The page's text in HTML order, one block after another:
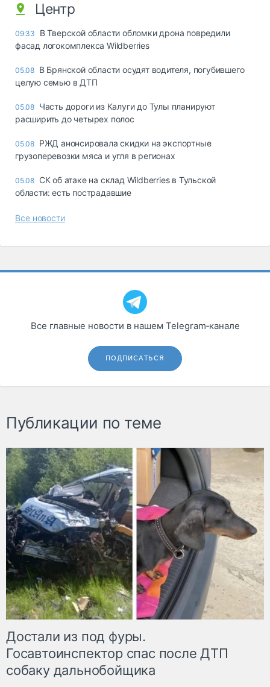
Центр
09:33
В Тверской области обломки дрона повредили
фасад логокомплекса Wildberries
05.08 В Брянской области осудят водителя, погубившего
целую семью в ДТП
05.08 Часть дороги из Калуги до Тулы планируют
расширить до четырех полос
05.08 РЖД анонсировала скидки на экспортные
грузоперевозки мяса и угля в регионах
05.08 СК об атаке на склад Wildberries в Тульской
области: есть пострадавшие
Все новости
Все главные новости в нашем Telegram‑канале
ПОДПИСАТЬСЯ
Публикации по теме
Достали из под фуры.
Госавтоинспектор спас после ДТП
собаку дальнобойщика